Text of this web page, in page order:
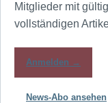
Mitglieder mit
vollständigen
Anmelden →
News-Abo ansehen